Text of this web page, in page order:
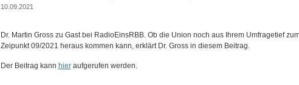
10.09.2021
Dr. Martin Gross zu Gast bei RadioEinsRBB. Ob die Union noch aus Ihrem Umfragetief
Zeipunkt 09/2021 heraus kommen kann, erklärt Dr. Gross in diesem Beitrag.
Der Beitrag kann hieraufgerufen werden.